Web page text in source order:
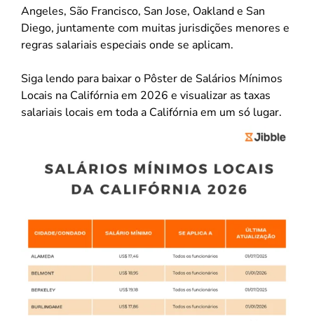
Angeles, São Francisco, San Jose, Oakland e San
Diego, juntamente com muitas jurisdições menores e
regras salariais especiais onde se aplicam.
Siga lendo para baixar o Pôster de Salários Mínimos
Locais na Califórnia em 2026 e visualizar as taxas
salariais locais em toda a Califórnia em um só lugar.